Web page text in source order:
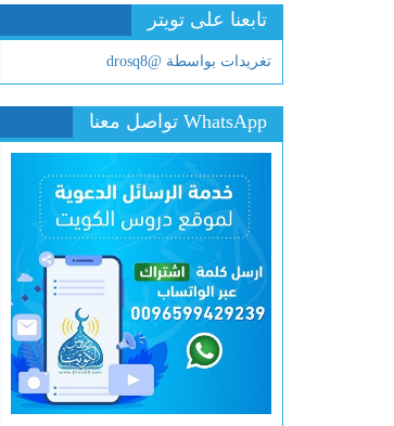
تابعنا على تويتر
تغريدات بواسطة @drosq8
WhatsApp تواصل معنا